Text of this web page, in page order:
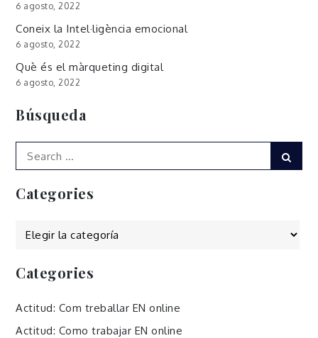
6 agosto, 2022
Coneix la Intel·ligència emocional
6 agosto, 2022
Què és el màrqueting digital
6 agosto, 2022
Búsqueda
Search
for:
Categories
Categories
Categories
Actitud: Com treballar EN online
Actitud: Como trabajar EN online